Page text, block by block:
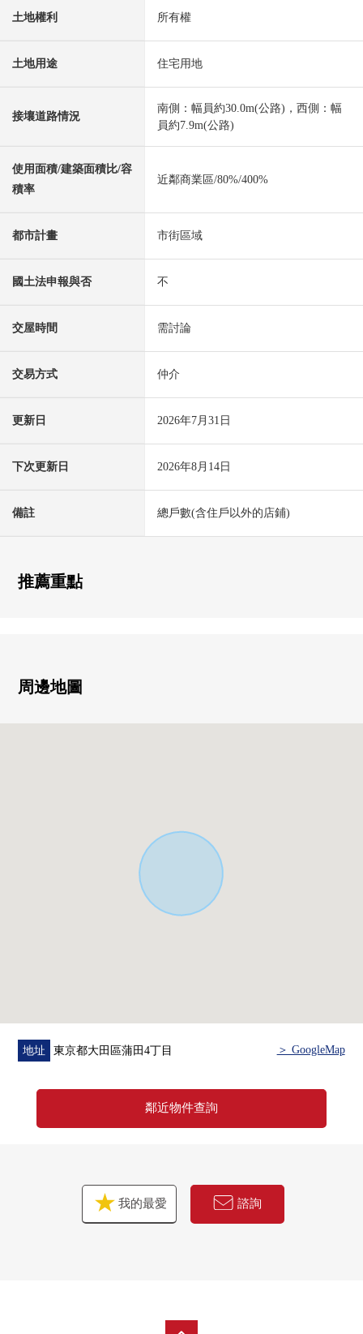
土地權利 所有權
土地用途 住宅用地
接壤道路情況
南側：幅員約30.0m(公路)，西側：幅
員約7.9m(公路)
使用面積/建築面積比/容
積率
近鄰商業區/80%/400%
都市計畫 市街區域
國土法申報與否 不
交屋時間 需討論
交易方式 仲介
更新日 2026年7月31日
下次更新日 2026年8月14日
備註 總戶數(含住戶以外的店鋪)
推薦重點
周邊地圖
地址 東京都大田區蒲田4丁目 ＞ GoogleMap
鄰近物件查詢
我的最愛 諮詢